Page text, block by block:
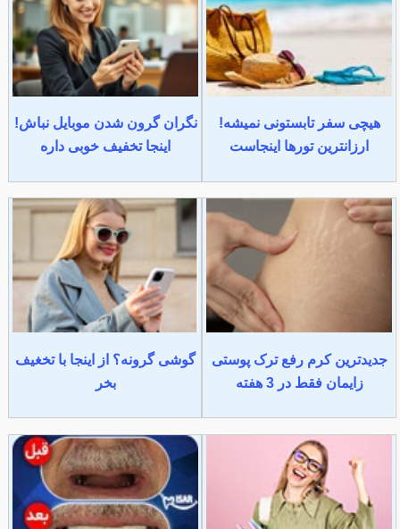
هیچی سفر تابستونی نمیشه!
ارزانترین تورها اینجاست
نگران گرون شدن موبایل نباش!
اینجا تخفیف خوبی داره
جدیدترین کرم رفع ترک پوستی
زایمان فقط در 3 هفته
گوشی گرونه؟ از اینجا با تخغیف
بخر